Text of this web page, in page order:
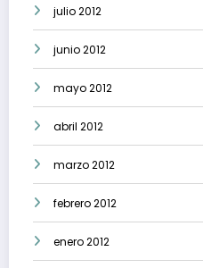
julio 2012
junio 2012
mayo 2012
abril 2012
marzo 2012
febrero 2012
enero 2012